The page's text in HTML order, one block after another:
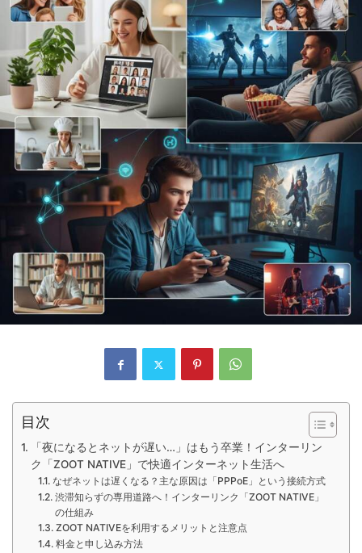
目次
「夜になるとネットが遅い…」はもう卒業！インターリン
ク「ZOOT NATIVE」で快適インターネット生活へ
なぜネットは遅くなる？主な原因は「PPPoE」という接続方式
渋滞知らずの専用道路へ！インターリンク「ZOOT NATIVE」
の仕組み
ZOOT NATIVEを利用するメリットと注意点
料金と申し込み方法